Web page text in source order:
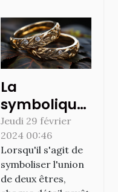
La
symbolique
et
l'originalité
des bagues
en bois pour
Jeudi 29 février
2024 00:46
Lorsqu'il s'agit de
symboliser l'union
de deux êtres,